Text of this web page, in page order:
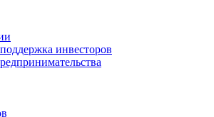
инвесторов